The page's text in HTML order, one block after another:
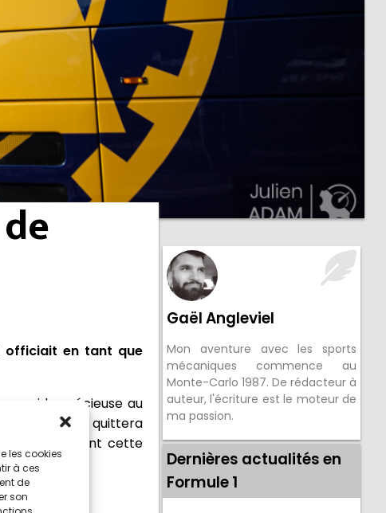
les cookies
à ces
de
son
officiait en tant que
aide précieuse au
Shaila-Ann quittera
soutien durant cette
Gaël Angleviel
Mon aventure avec les sports
mécaniques commence au
Monte-Carlo 1987. De rédacteur à
auteur, l'écriture est le moteur de
ma passion.
Dernières actualités en
Formule 1